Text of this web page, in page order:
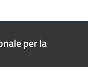
per la